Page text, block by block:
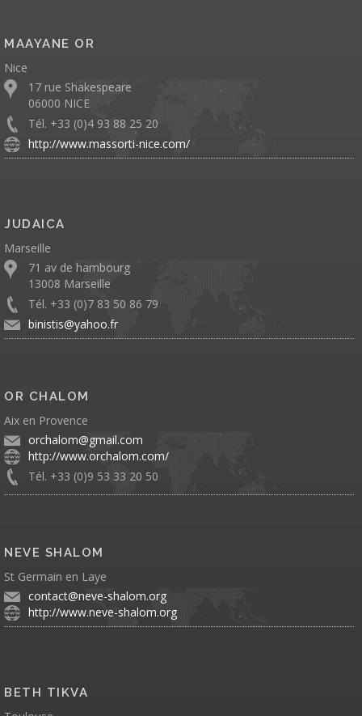
MAAYANE OR
Nice
17 rue Shakespeare
06000 NICE
Tél. +33 (0)4 93 88 25 20
http://www.massorti-nice.com/
JUDAICA
Marseille
71 av de hambourg
13008 Marseille
Tél. +33 (0)7 83 50 86 79
binistis@yahoo.fr
OR CHALOM
Aix en Provence
orchalom@gmail.com
http://www.orchalom.com/
Tél. +33 (0)9 53 33 20 50
NEVE SHALOM
St Germain en Laye
contact@neve-shalom.org
http://www.neve-shalom.org
BETH TIKVA